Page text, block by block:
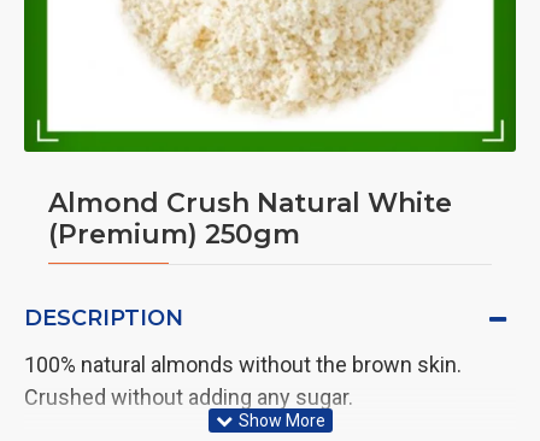
Almond Crush Natural White
(Premium) 250gm
DESCRIPTION
100% natural almonds without the brown skin.
Crushed without adding any sugar.